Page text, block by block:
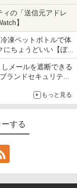
して
の「送信元アドレ
】
凍ペットボトルで体
ちょうどいい【ぼっ
なにしてる？】
メールを遮断できる
ランドセキュリティ
もっと見る
する